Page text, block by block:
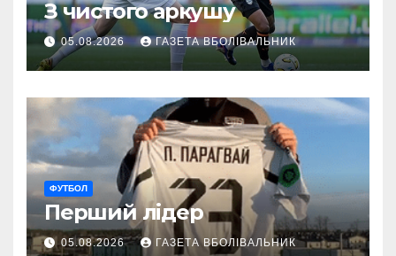
З чистого аркушу
05.08.2026 ГАЗЕТА ВБОЛІВАЛЬНИК
ФУТБОЛ
Перший лідер
05.08.2026 ГАЗЕТА ВБОЛІВАЛЬНИК